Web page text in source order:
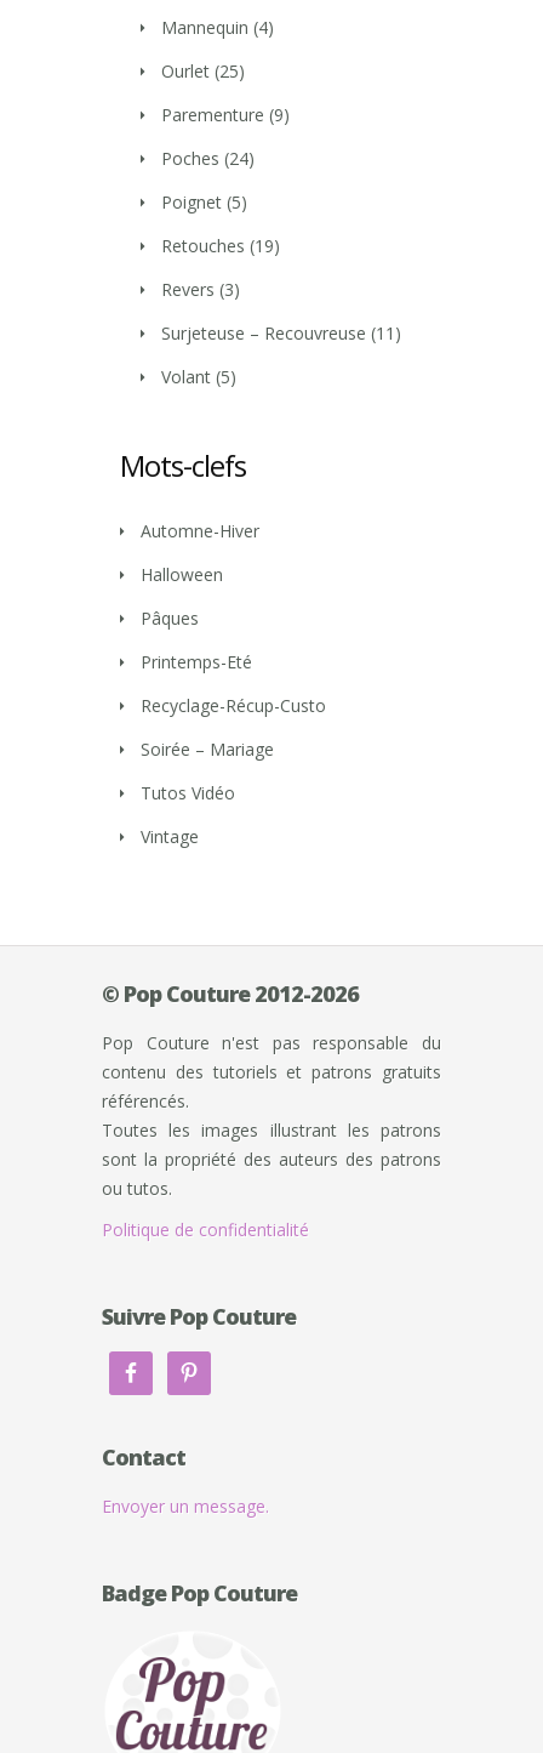
Mannequin (4)
Ourlet (25)
Parementure (9)
Poches (24)
Poignet (5)
Retouches (19)
Revers (3)
Surjeteuse – Recouvreuse (11)
Volant (5)
Mots-clefs
Automne-Hiver
Halloween
Pâques
Printemps-Eté
Recyclage-Récup-Custo
Soirée – Mariage
Tutos Vidéo
Vintage
© Pop Couture 2012-2026
Pop Couture n'est pas responsable du
contenu des tutoriels et patrons gratuits
référencés.
Toutes les images illustrant les patrons
sont la propriété des auteurs des patrons
ou tutos.
Politique de confidentialité
Suivre Pop Couture
Contact
Envoyer un message.
Badge Pop Couture